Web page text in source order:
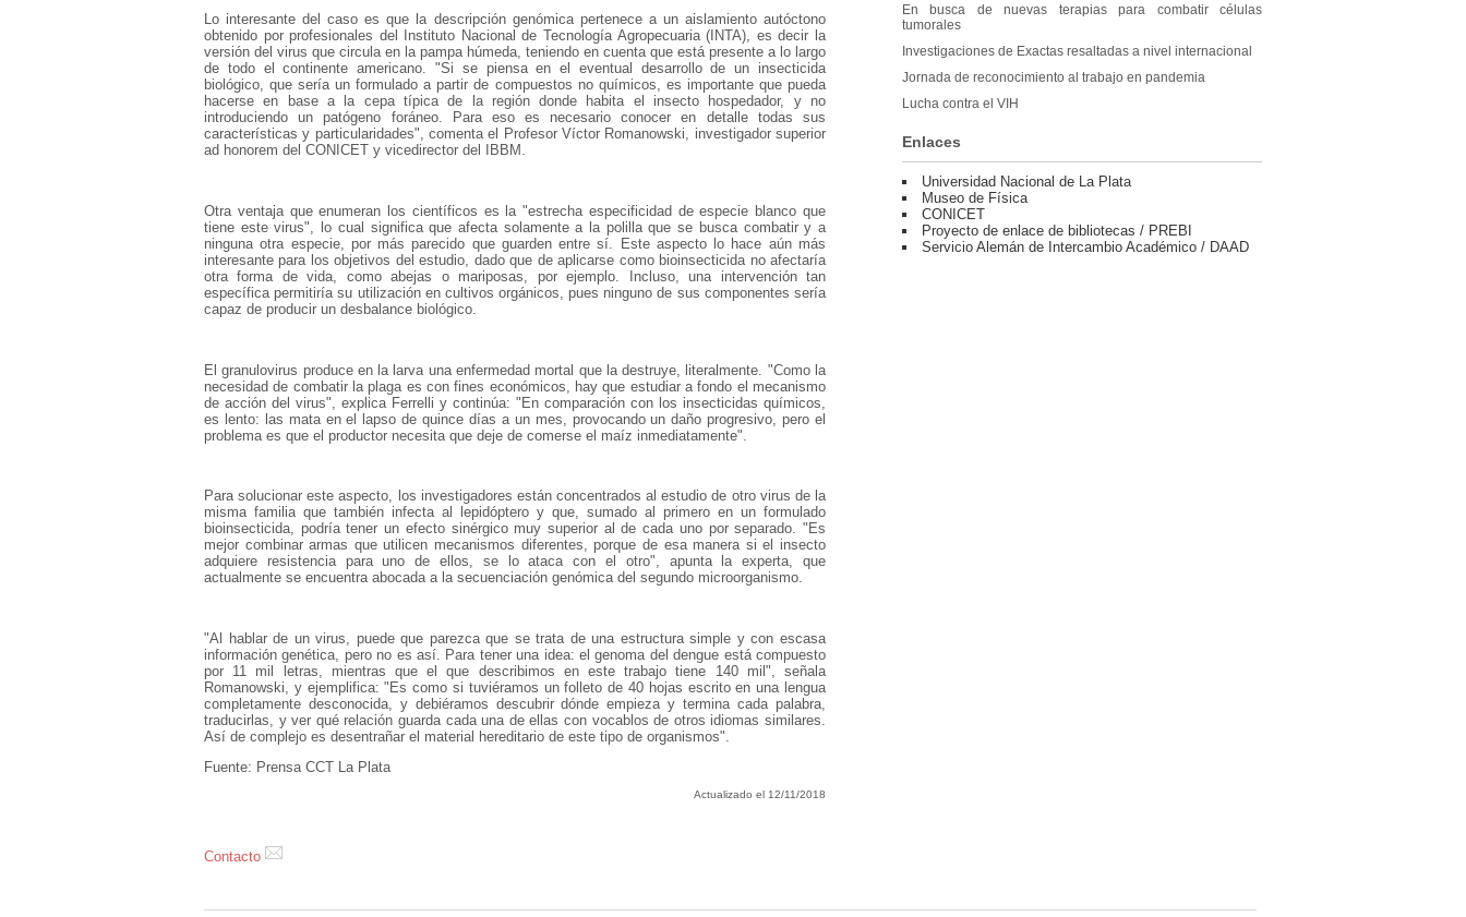
Lo interesante del caso es que la descripción genómica pertenece a un aislamiento autóctono
obtenido por profesionales del Instituto Nacional de Tecnología Agropecuaria (INTA), es decir la
versión del virus que circula en la pampa húmeda, teniendo en cuenta que está presente a lo largo
de todo el continente americano. "Si se piensa en el eventual desarrollo de un insecticida
biológico, que sería un formulado a partir de compuestos no químicos, es importante que pueda
hacerse en base a la cepa típica de la región donde habita el insecto hospedador, y no
introduciendo un patógeno foráneo. Para eso es necesario conocer en detalle todas sus
características y particularidades", comenta el Profesor Víctor Romanowski, investigador superior
ad honorem del CONICET y vicedirector del IBBM.
Otra ventaja que enumeran los científicos es la "estrecha especificidad de especie blanco que
tiene este virus", lo cual significa que afecta solamente a la polilla que se busca combatir y a
ninguna otra especie, por más parecido que guarden entre sí. Este aspecto lo hace aún más
interesante para los objetivos del estudio, dado que de aplicarse como bioinsecticida no afectaría
otra forma de vida, como abejas o mariposas, por ejemplo. Incluso, una intervención tan
específica permitiría su utilización en cultivos orgánicos, pues ninguno de sus componentes sería
capaz de producir un desbalance biológico.
El granulovirus produce en la larva una enfermedad mortal que la destruye, literalmente. "Como la
necesidad de combatir la plaga es con fines económicos, hay que estudiar a fondo el mecanismo
de acción del virus", explica Ferrelli y continúa: "En comparación con los insecticidas químicos,
es lento: las mata en el lapso de quince días a un mes, provocando un daño progresivo, pero el
problema es que el productor necesita que deje de comerse el maíz inmediatamente".
Para solucionar este aspecto, los investigadores están concentrados al estudio de otro virus de la
misma familia que también infecta al lepidóptero y que, sumado al primero en un formulado
bioinsecticida, podría tener un efecto sinérgico muy superior al de cada uno por separado. "Es
mejor combinar armas que utilicen mecanismos diferentes, porque de esa manera si el insecto
adquiere resistencia para uno de ellos, se lo ataca con el otro", apunta la experta, que
actualmente se encuentra abocada a la secuenciación genómica del segundo microorganismo.
"Al hablar de un virus, puede que parezca que se trata de una estructura simple y con escasa
información genética, pero no es así. Para tener una idea: el genoma del dengue está compuesto
por 11 mil letras, mientras que el que describimos en este trabajo tiene 140 mil", señala
Romanowski, y ejemplifica: "Es como si tuviéramos un folleto de 40 hojas escrito en una lengua
completamente desconocida, y debiéramos descubrir dónde empieza y termina cada palabra,
traducirlas, y ver qué relación guarda cada una de ellas con vocablos de otros idiomas similares.
Así de complejo es desentrañar el material hereditario de este tipo de organismos".
Fuente: Prensa CCT La Plata
Actualizado el 12/11/2018
Contacto
En busca de nuevas terapias para combatir células
tumorales
Investigaciones de Exactas resaltadas a nivel internacional
Jornada de reconocimiento al trabajo en pandemia
Lucha contra el VIH
Enlaces
Universidad Nacional de La Plata
Museo de Física
CONICET
Proyecto de enlace de bibliotecas / PREBI
Servicio Alemán de Intercambio Académico / DAAD